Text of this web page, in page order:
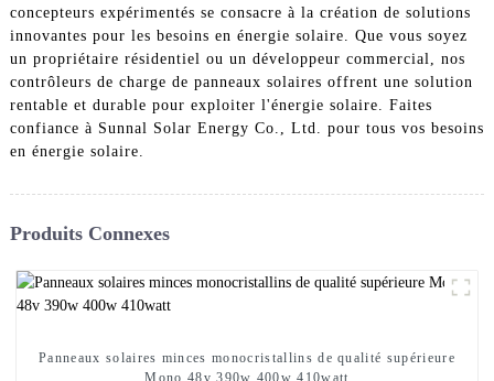
concepteurs expérimentés se consacre à la création de solutions
innovantes pour les besoins en énergie solaire. Que vous soyez
un propriétaire résidentiel ou un développeur commercial, nos
contrôleurs de charge de panneaux solaires offrent une solution
rentable et durable pour exploiter l'énergie solaire. Faites
confiance à Sunnal Solar Energy Co., Ltd. pour tous vos besoins
en énergie solaire.
Produits Connexes
Panneaux solaires minces monocristallins de qualité supérieure
Mono 48v 390w 400w 410watt